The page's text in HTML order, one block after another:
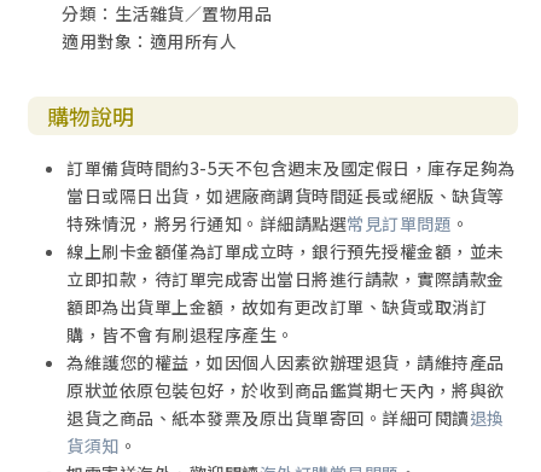
分類：生活雜貨／置物用品
適用對象：適用所有人
購物說明
訂單備貨時間約3-5天不包含週末及國定假日，庫存足夠為
當日或隔日出貨，如遇廠商調貨時間延長或絕版、缺貨等
特殊情況，將另行通知。詳細請點選常見訂單問題 。
線上刷卡金額僅為訂單成立時，銀行預先授權金額，並未
立即扣款，待訂單完成寄出當日將進行請款，實際請款金
額即為出貨單上金額，故如有更改訂單、缺貨或取消訂
購，皆不會有刷退程序產生。
為維護您的權益，如因個人因素欲辦理退貨，請維持產品
原狀並依原包裝包好，於收到商品鑑賞期七天內，將與欲
退貨之商品、紙本發票及原出貨單寄回。詳細可閱讀退換
貨須知 。